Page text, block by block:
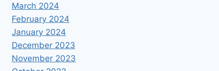
March 2024
February 2024
January 2024
December 2023
November 2023